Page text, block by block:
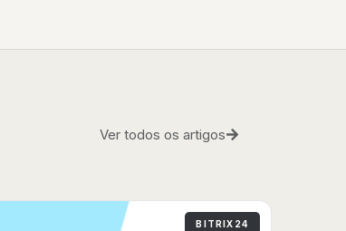
Ver todos os artigos
BITRIX24